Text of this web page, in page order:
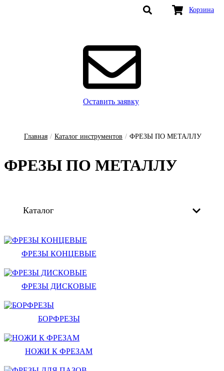
Корзина
Оставить заявку
Главная / Каталог инструментов / ФРЕЗЫ ПО МЕТАЛЛУ
ФРЕ­ЗЫ ПО МЕ­ТАЛ­ЛУ
Каталог
ФРЕЗЫ КОНЦЕВЫЕ
ФРЕЗЫ ДИСКОВЫЕ
БОРФРЕЗЫ
НОЖИ К ФРЕЗАМ